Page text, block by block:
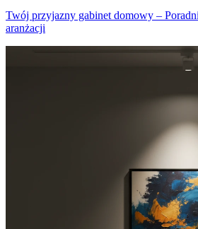
Twój przyjazny gabinet domowy –
aranżacji